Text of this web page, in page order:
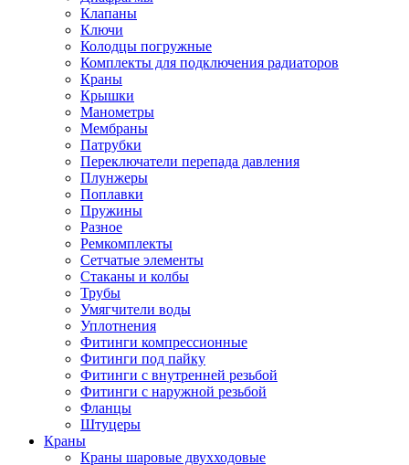
Клапаны
Ключи
Колодцы погружные
Комплекты для подключения радиаторов
Краны
Крышки
Манометры
Мембраны
Патрубки
Переключатели перепада давления
Плунжеры
Поплавки
Пружины
Разное
Ремкомплекты
Сетчатые элементы
Стаканы и колбы
Трубы
Умягчители воды
Уплотнения
Фитинги компрессионные
Фитинги под пайку
Фитинги с внутренней резьбой
Фитинги с наружной резьбой
Фланцы
Штуцеры
Краны
Краны шаровые двухходовые